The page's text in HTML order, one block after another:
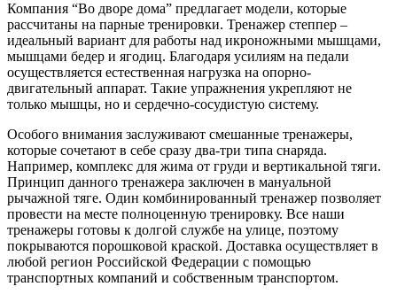
Компания “Во дворе дома” предлагает модели, которые
рассчитаны на парные тренировки. Тренажер степпер –
идеальный вариант для работы над икроножными мышцами,
мышцами бедер и ягодиц. Благодаря усилиям на педали
осуществляется естественная нагрузка на опорно-
двигательный аппарат. Такие упражнения укрепляют не
только мышцы, но и сердечно-сосудистую систему.
Особого внимания заслуживают смешанные тренажеры,
которые сочетают в себе сразу два-три типа снаряда.
Например, комплекс для жима от груди и вертикальной тяги.
Принцип данного тренажера заключен в мануальной
рычажной тяге. Один комбинированный тренажер позволяет
провести на месте полноценную тренировку. Все наши
тренажеры готовы к долгой службе на улице, поэтому
покрываются порошковой краской. Доставка осуществляет в
любой регион Российской Федерации с помощью
транспортных компаний и собственным транспортом.